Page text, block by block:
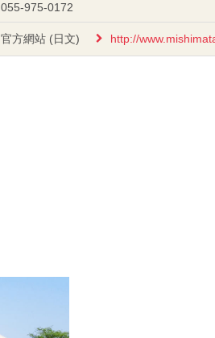
055-975-0172
官方網站 (日文) http://